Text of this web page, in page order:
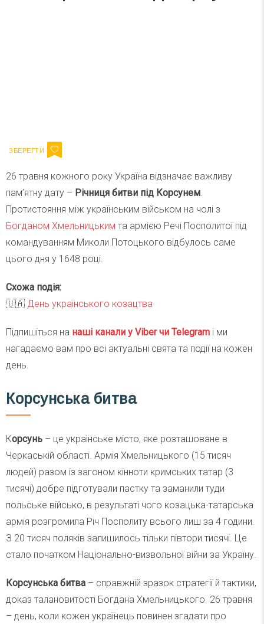
26 травня кожного року Україна відзначає важливу
пам’ятну дату – Річниця битви під Корсунем.
Протистояння між українським військом на чолі з
Богданом Хмельницьким та армією Речі Посполитої під
командуванням Миколи Потоцького відбулось саме
цього дня у 1648 році.
Схожа подія:
🇺🇦 День українського козацтва
Підпишіться на наші канали у Viber чи Telegram і ми
нагадаємо вам про всі актуальні свята та події на кожен
день.
Корсунська битва
Корсунь – це українське місто, яке розташоване в
Черкаській області. Армія Хмельницького (15 тисяч
людей) разом із загоном кінноти кримських татар (3
тисячі) добре підготували пастку та заманили туди
польське військо, в результаті чого козацька-татарська
армія розгромила Річ Посполиту всього лиш за 4 години.
З 20 тисяч поляків залишилось тільки півтори тисячі. Це
стало початком Національно-визвольної війни за Україну.
Корсунська битва – справжній зразок стратегії й тактики,
доказ талановитості Богдана Хмельницького. 26 травня
– день, коли кожен українець повинен згадати про